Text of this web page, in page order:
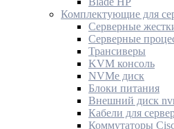
Комплектующие для
Серверные
Серверные
Трансиверы
KVM консоль
NVMe диск
Блоки питания
Внешний диск
Кабели для
Коммутаторы